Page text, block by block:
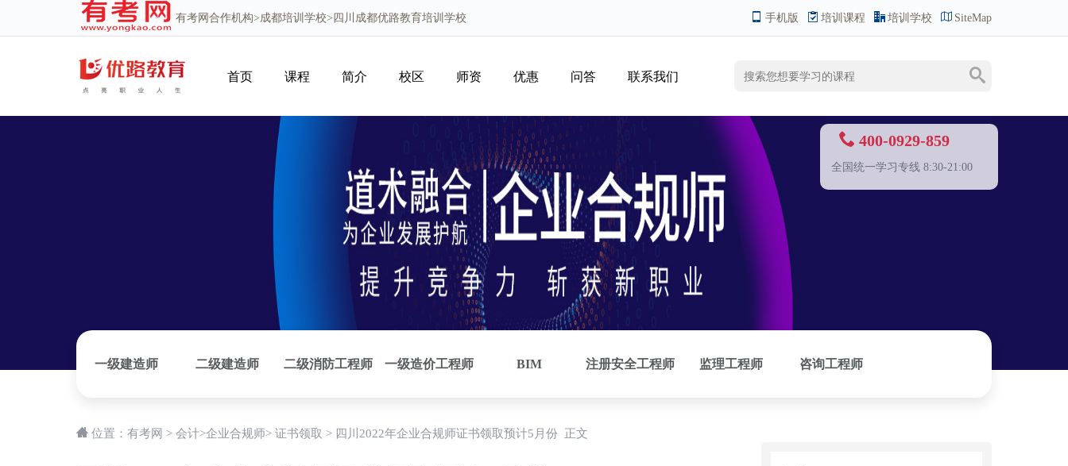
手机版 培训课程 培训学校 SiteMap
有考网 合作机构>成都培训学校>四川成都优路教育培训学校
首页 课程 简介 校区 师资 优惠 问答 联系我们
400-0929-859
全国统一学习专线 8:30-21:00
一级建造师 二级建造师 二级消防工程师 一级造价工程师 BIM 注册安全工程师 监理工程师 咨询工程师
位置： 有考网 > 会计>企业合规师> 证书领取 > 四川2022年企业合规师证书领取预计5月份 正文